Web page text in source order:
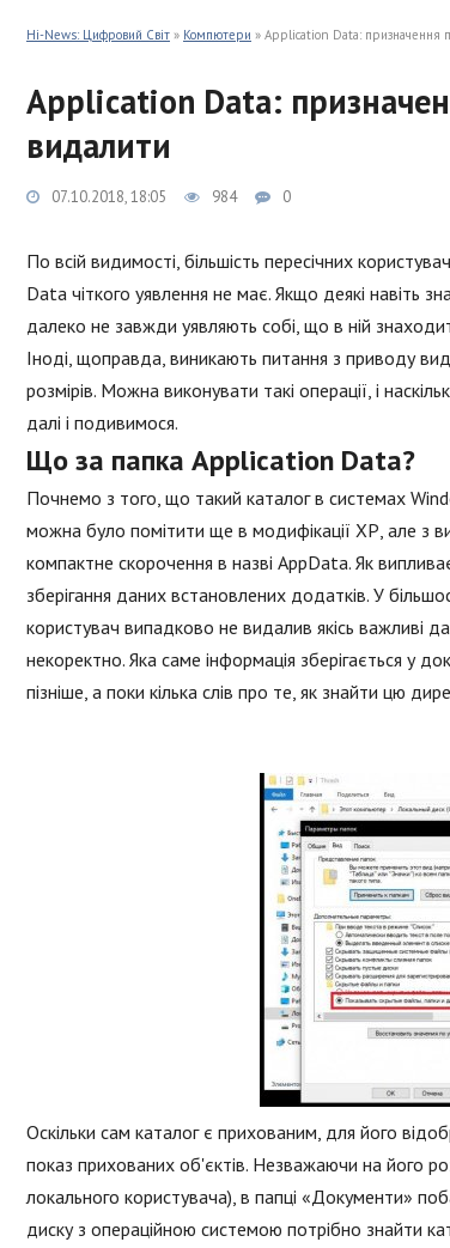
Hi-News: Цифровий Світ » Компютери » Application Data: призначення
Application Data:
видалити
07.10.2018, 18:05 984 0
По всій видимості, більшість пересічних
Data чіткого уявлення не має. Якщо деякі навіть
далеко не завжди уявляють собі, що в ній
Іноді, щоправда, виникають питання з приводу
розмірів. Можна виконувати такі операції, і
далі і подивимося.
Що за папка Application Data?
Почнемо з того, що такий каталог в системах
можна було помітити ще в модифікації ХР, але з
компактне скорочення в назві AppData. Як
зберігання даних встановлених додатків. У
користувач випадково не видалив якісь важливі
некоректно. Яка саме інформація зберігається у
пізніше, а поки кілька слів про те, як знайти цю
Оскільки сам каталог є прихованим, для його
показ прихованих об'єктів. Незважаючи на його
локального користувача), в папці «Документи»
диску з операційною системою потрібно знайти